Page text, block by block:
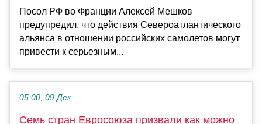
Посол РФ во Франции Алексей Мешков
предупредил, что действия Североатлантического
альянса в отношении российских самолетов могут
привести к серьезным...
05:00, 09 Дек
Семь стран Евросоюза призвали как можно